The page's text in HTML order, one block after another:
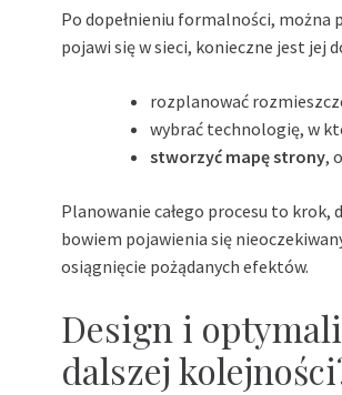
Po dopełnieniu formalności, można
pojawi się w sieci, konieczne jest jej
rozplanować
wybrać technologię, w
stworzyć mapę strony,
Planowanie całego procesu to krok,
bowiem pojawienia się
osiągnięcie pożądanych efektów.
Design i
dalszej